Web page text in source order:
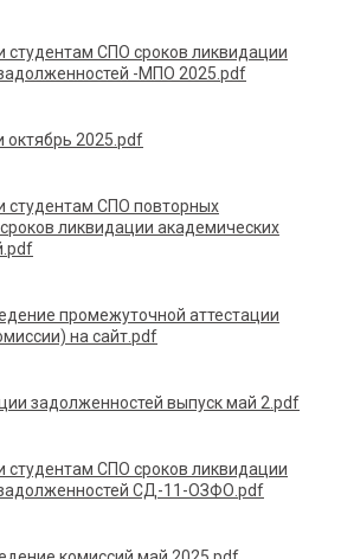
студентам СПО сроков ликвидации
-МПО 2025.pdf
октябрь 2025.pdf
студентам СПО повторных
ликвидации академических
промежуточной аттестации
на сайт.pdf
задолженностей выпуск май 2.pdf
студентам СПО сроков ликвидации
СД-11-ОЗФО.pdf